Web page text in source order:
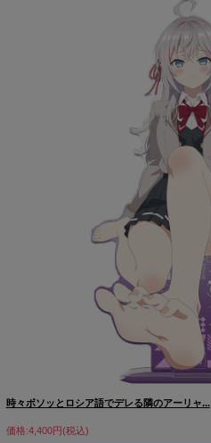
時々ボソッとロシア語でデレる隣のアーリャ...
価格:4,400円(税込)